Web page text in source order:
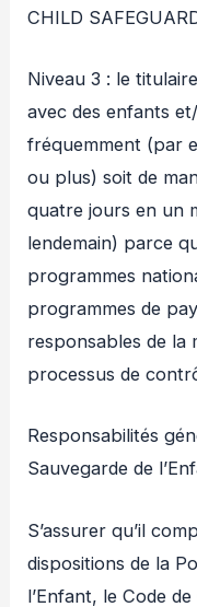
CHILD
Niveau 3 : le
avec des enfants
fréquemment (par
ou plus) soit de
quatre jours en un
lendemain) parce
programmes
programmes de
responsables de
processus de
Responsabilités
Sauvegarde de
S’assurer qu’il
dispositions de la
l’Enfant, le Code